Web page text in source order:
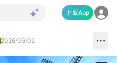
下載App
2026/06/02